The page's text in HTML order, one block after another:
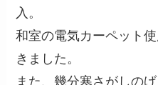
入。
和室の電気カーペット
きました。
また、幾分寒さがしの